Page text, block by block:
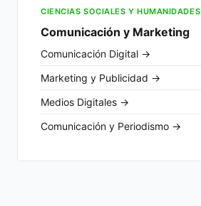
CIENCIAS SOCIALES Y HUMANIDADES
Comunicación y Marketing
Comunicación Digital →
Marketing y Publicidad →
Medios Digitales →
Comunicación y Periodismo →